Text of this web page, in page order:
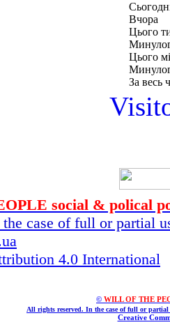
Вчора
Цього
Цього
За весь
social & polical
case of full or partial
4.0 International
© WILL OF THE
All rights reserved. In the case of full or
Creative